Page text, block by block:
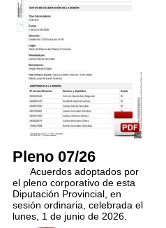
Pleno 07/26
Acuerdos adoptados por
el pleno corporativo de esta
Diputación Provincial, en
sesión ordinaria, celebrada el
lunes, 1 de junio de 2026.